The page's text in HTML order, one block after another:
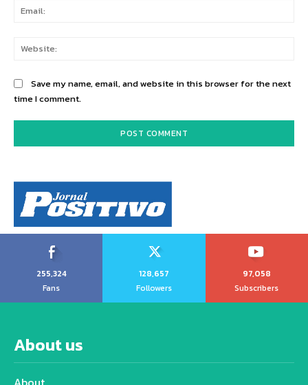
Save my name, email, and website in this browser for the next
time I comment.
255,324
Fans
128,657
Followers
97,058
Subscribers
About us